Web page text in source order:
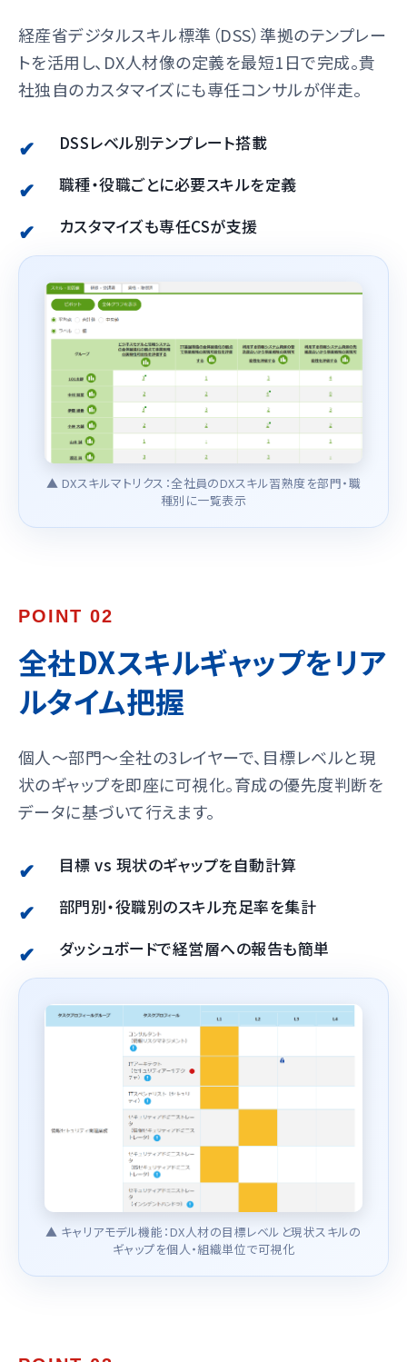
経産省デジタルスキル標準（DSS）準拠のテンプレー
トを活用し、DX人材像の定義を最短1日で完成。貴
社独自のカスタマイズにも専任コンサルが伴走。
DSSレベル別テンプレート搭載
職種・役職ごとに必要スキルを定義
カスタマイズも専任CSが支援
▲ DXスキルマトリクス：全社員のDXスキル習熟度を部門・職
種別に一覧表示
POINT 02
全社DXスキルギャップをリア
ルタイム把握
個人〜部門〜全社の3レイヤーで、目標レベルと現
状のギャップを即座に可視化。育成の優先度判断を
データに基づいて行えます。
目標 vs 現状のギャップを自動計算
部門別・役職別のスキル充足率を集計
ダッシュボードで経営層への報告も簡単
▲ キャリアモデル機能：DX人材の目標レベルと現状スキルの
ギャップを個人・組織単位で可視化